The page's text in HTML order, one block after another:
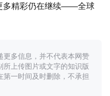
多精彩仍在继续——全球
更多信息，并不代表本网赞
所上传图片或文字的知识版
一时间及时删除，不承担